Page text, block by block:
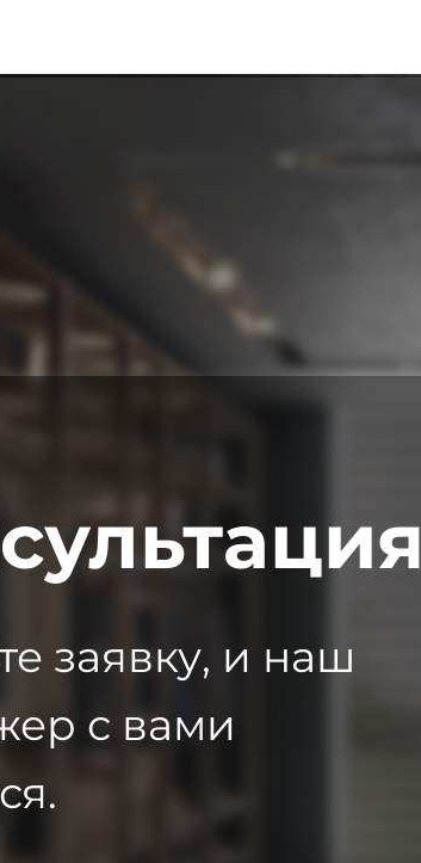
заявку, и наш
с вами